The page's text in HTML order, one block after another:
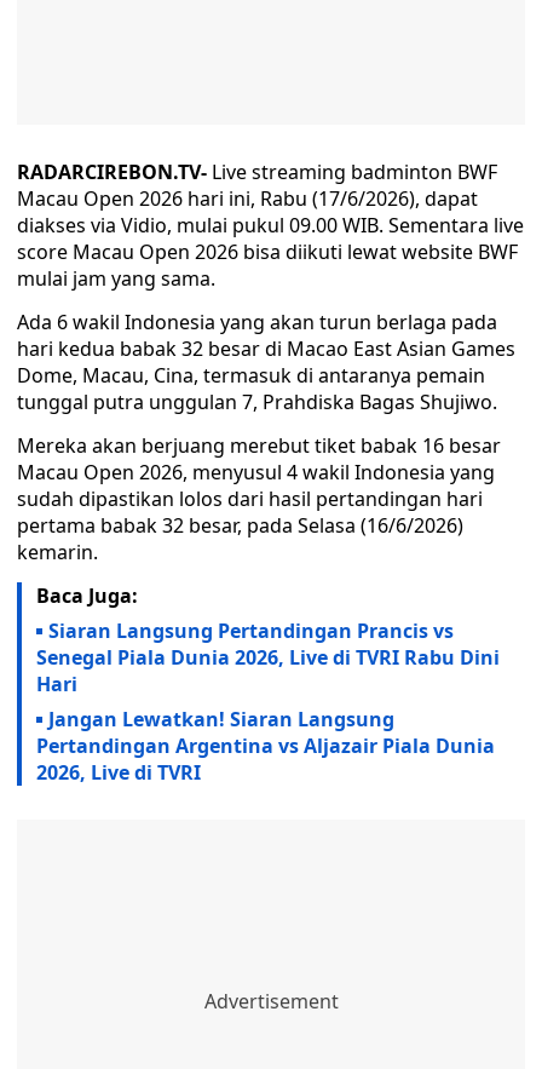
RADARCIREBON.TV- Live streaming badminton BWF
Macau Open 2026 hari ini, Rabu (17/6/2026), dapat
diakses via Vidio, mulai pukul 09.00 WIB. Sementara live
score Macau Open 2026 bisa diikuti lewat website BWF
mulai jam yang sama.
Ada 6 wakil Indonesia yang akan turun berlaga pada
hari kedua babak 32 besar di Macao East Asian Games
Dome, Macau, Cina, termasuk di antaranya pemain
tunggal putra unggulan 7, Prahdiska Bagas Shujiwo.
Mereka akan berjuang merebut tiket babak 16 besar
Macau Open 2026, menyusul 4 wakil Indonesia yang
sudah dipastikan lolos dari hasil pertandingan hari
pertama babak 32 besar, pada Selasa (16/6/2026)
kemarin.
Baca Juga:
Siaran Langsung Pertandingan Prancis vs
Senegal Piala Dunia 2026, Live di TVRI Rabu Dini
Hari
Jangan Lewatkan! Siaran Langsung
Pertandingan Argentina vs Aljazair Piala Dunia
2026, Live di TVRI